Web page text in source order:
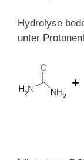
Hydrolyse
unter